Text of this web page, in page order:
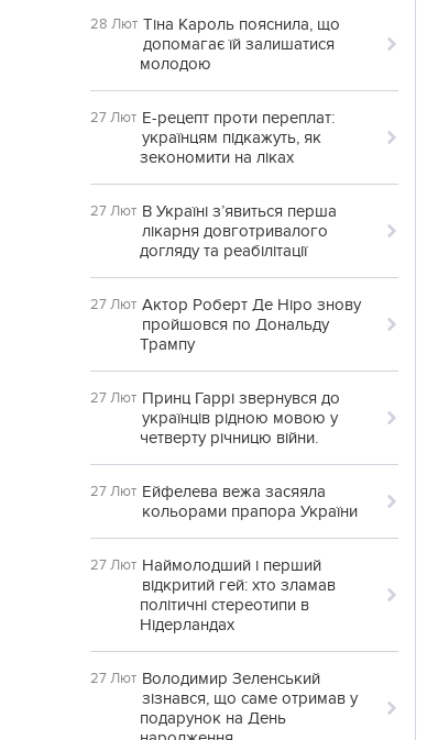
28 Лют Тіна Кароль пояснила, що
допомагає їй залишатися
молодою
27 Лют Е-рецепт проти переплат:
українцям підкажуть, як
зекономити на ліках
27 Лют В Україні з’явиться перша
лікарня довготривалого
догляду та реабілітації
27 Лют Актор Роберт Де Ніро знову
пройшовся по Дональду
Трампу
27 Лют Принц Гаррі звернувся до
українців рідною мовою у
четверту річницю війни.
27 Лют Ейфелева вежа засяяла
кольорами прапора України
27 Лют Наймолодший і перший
відкритий гей: хто зламав
політичні стереотипи в
Нідерландах
27 Лют Володимир Зеленський
зізнався, що саме отримав у
подарунок на День